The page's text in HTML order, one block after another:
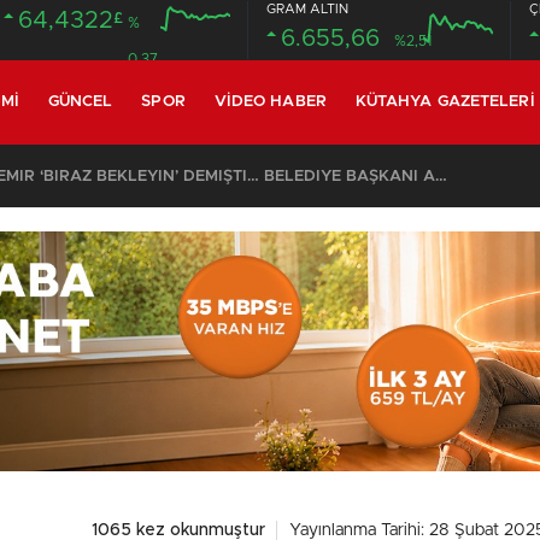
64,4322£ %
0.37
GRAM ALTIN
6.655,66 %2,51
GÜNCEL SPOR VIDEO HABER KÜTAHYA GAZETELERI
SON DAKİKA – AYDEMİR ‘BİRAZ BEKLEYİN’ DEMİŞTİ… BELEDİYE BAŞKANI AK PARTİ’YE GEÇİYOR
1065 kez okunmuştur Yayınlanma Tarihi: 28 Şubat